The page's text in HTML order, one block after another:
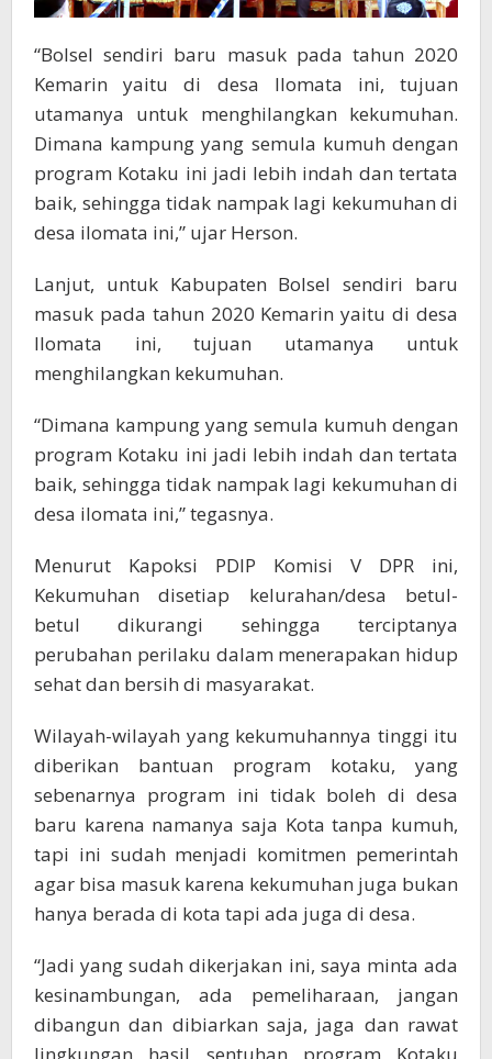
“Bolsel sendiri baru masuk pada tahun 2020
Kemarin yaitu di desa Ilomata ini, tujuan
utamanya untuk menghilangkan kekumuhan.
Dimana kampung yang semula kumuh dengan
program Kotaku ini jadi lebih indah dan tertata
baik, sehingga tidak nampak lagi kekumuhan di
desa ilomata ini,” ujar Herson.
Lanjut, untuk Kabupaten Bolsel sendiri baru
masuk pada tahun 2020 Kemarin yaitu di desa
Ilomata ini, tujuan utamanya untuk
menghilangkan kekumuhan.
“Dimana kampung yang semula kumuh dengan
program Kotaku ini jadi lebih indah dan tertata
baik, sehingga tidak nampak lagi kekumuhan di
desa ilomata ini,” tegasnya.
Menurut Kapoksi PDIP Komisi V DPR ini,
Kekumuhan disetiap kelurahan/desa betul-
betul dikurangi sehingga terciptanya
perubahan perilaku dalam menerapakan hidup
sehat dan bersih di masyarakat.
Wilayah-wilayah yang kekumuhannya tinggi itu
diberikan bantuan program kotaku, yang
sebenarnya program ini tidak boleh di desa
baru karena namanya saja Kota tanpa kumuh,
tapi ini sudah menjadi komitmen pemerintah
agar bisa masuk karena kekumuhan juga bukan
hanya berada di kota tapi ada juga di desa.
“Jadi yang sudah dikerjakan ini, saya minta ada
kesinambungan, ada pemeliharaan, jangan
dibangun dan dibiarkan saja, jaga dan rawat